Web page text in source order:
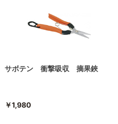
サボテン 衝撃吸収 摘果鋏
￥1,980